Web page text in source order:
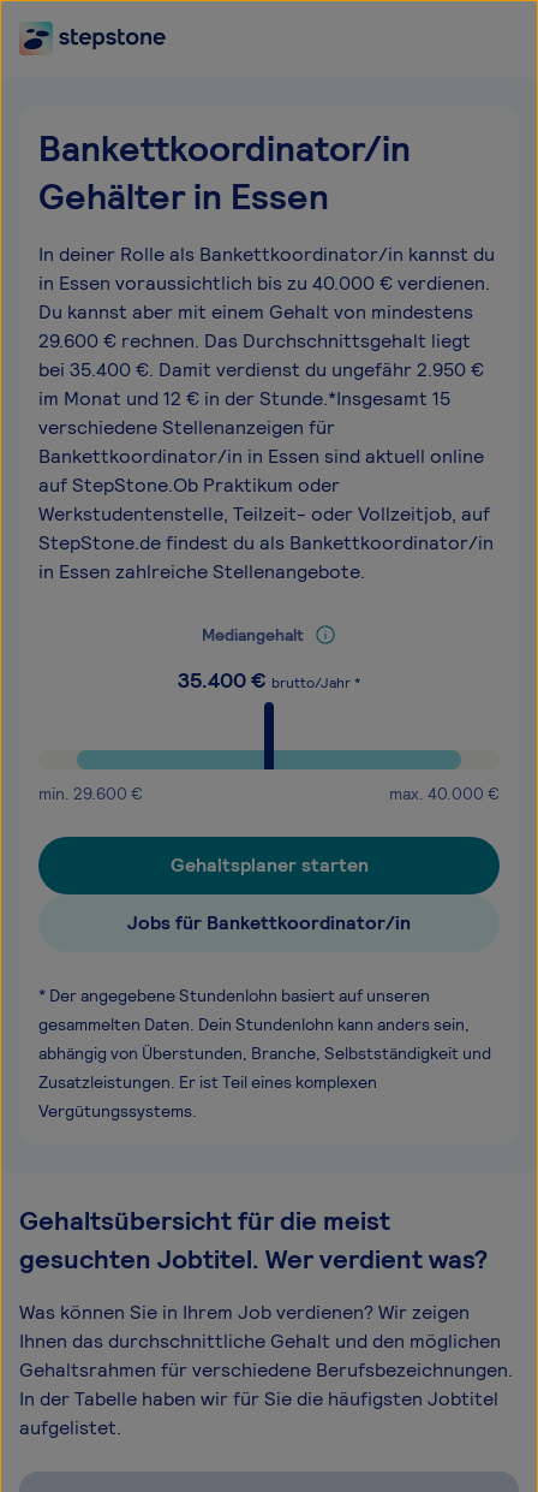
Bankettkoordinator/in
Gehälter in Essen
In deiner Rolle als Bankettkoordinator/in kannst du
in Essen voraussichtlich bis zu 40.000 € verdienen.
Du kannst aber mit einem Gehalt von mindestens
29.600 € rechnen. Das Durchschnittsgehalt liegt
bei 35.400 €. Damit verdienst du ungefähr 2.950 €
im Monat und 12 € in der Stunde.*Insgesamt 15
verschiedene Stellenanzeigen für
Bankettkoordinator/in in Essen sind aktuell online
auf StepStone.Ob Praktikum oder
Werkstudentenstelle, Teilzeit- oder Vollzeitjob, auf
StepStone.de findest du als Bankettkoordinator/in
in Essen zahlreiche Stellenangebote.
Mediangehalt
35.400€ brutto/Jahr *
min. 29.600 € max. 40.000 €
Gehaltsplaner starten
Jobs für Bankettkoordinator/in
* Der angegebene Stundenlohn basiert auf unseren
gesammelten Daten. Dein Stundenlohn kann anders sein,
abhängig von Überstunden, Branche, Selbstständigkeit und
Zusatzleistungen. Er ist Teil eines komplexen
Vergütungssystems.
Gehaltsübersicht für die meist
gesuchten Jobtitel. Wer verdient was?
Was können Sie in Ihrem Job verdienen? Wir zeigen
Ihnen das durchschnittliche Gehalt und den möglichen
Gehaltsrahmen für verschiedene Berufsbezeichnungen.
In der Tabelle haben wir für Sie die häufigsten Jobtitel
aufgelistet.